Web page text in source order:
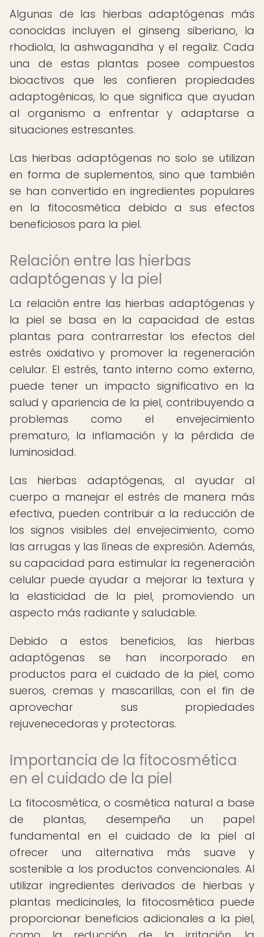
Algunas de las hierbas adaptógenas más
conocidas incluyen el ginseng siberiano, la
rhodiola, la ashwagandha y el regaliz. Cada
una de estas plantas posee compuestos
bioactivos que les confieren propiedades
adaptogénicas, lo que significa que ayudan
al organismo a enfrentar y adaptarse a
situaciones estresantes.
Las hierbas adaptógenas no solo se utilizan
en forma de suplementos, sino que también
se han convertido en ingredientes populares
en la fitocosmética debido a sus efectos
beneficiosos para la piel.
Relación entre las hierbas
adaptógenas y la piel
La relación entre las hierbas adaptógenas y
la piel se basa en la capacidad de estas
plantas para contrarrestar los efectos del
estrés oxidativo y promover la regeneración
celular. El estrés, tanto interno como externo,
puede tener un impacto significativo en la
salud y apariencia de la piel, contribuyendo a
problemas como el envejecimiento
prematuro, la inflamación y la pérdida de
luminosidad.
Las hierbas adaptógenas, al ayudar al
cuerpo a manejar el estrés de manera más
efectiva, pueden contribuir a la reducción de
los signos visibles del envejecimiento, como
las arrugas y las líneas de expresión. Además,
su capacidad para estimular la regeneración
celular puede ayudar a mejorar la textura y
la elasticidad de la piel, promoviendo un
aspecto más radiante y saludable.
Debido a estos beneficios, las hierbas
adaptógenas se han incorporado en
productos para el cuidado de la piel, como
sueros, cremas y mascarillas, con el fin de
aprovechar sus propiedades
rejuvenecedoras y protectoras.
Importancia de la fitocosmética
en el cuidado de la piel
La fitocosmética, o cosmética natural a base
de plantas, desempeña un papel
fundamental en el cuidado de la piel al
ofrecer una alternativa más suave y
sostenible a los productos convencionales. Al
utilizar ingredientes derivados de hierbas y
plantas medicinales, la fitocosmética puede
proporcionar beneficios adicionales a la piel,